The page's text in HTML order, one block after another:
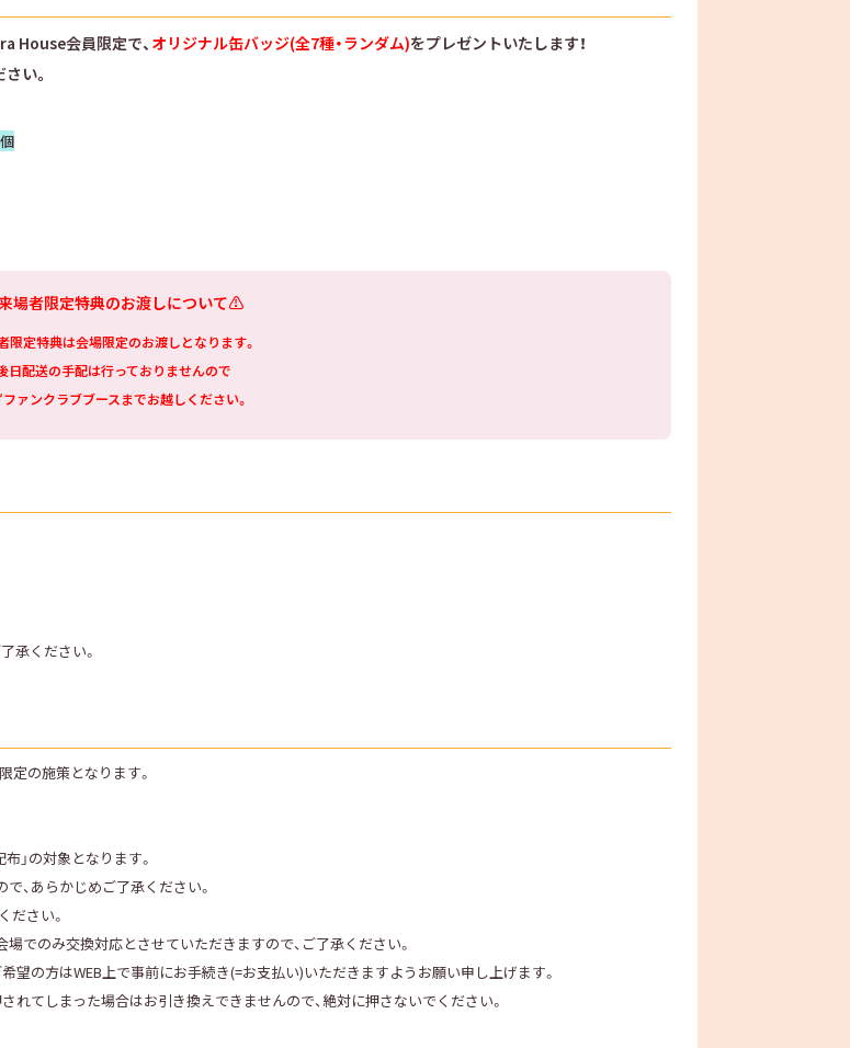
House会員限定で、 オリジナル缶バッジ(全7種・ランダム)をプレゼントいたします！
い。
場者限定特典のお渡しについて⚠️
限定特典は会場限定のお渡しとなります。
日配送の手配は行っておりませんので
ァンクラブブースまでお越しください。
承ください。
定の施策となります。
」の対象となります。
、あらかじめご了承ください。
ださい。
でのみ交換対応とさせていただきますので、ご了承ください。
望の方はWEB上で事前にお手続き(=お支払い)いただきますようお願い申し上げます。
れてしまった場合はお引き換えできませんので、絶対に押さないでください。